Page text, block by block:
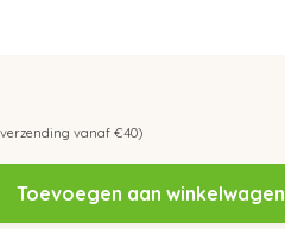
vanaf €40)
Toevoegen aan winkelwagen